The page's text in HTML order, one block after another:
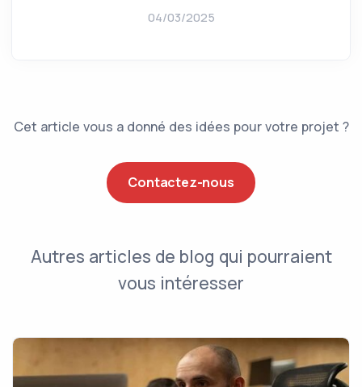
04/03/2025
Cet article vous a donné des idées pour votre projet ?
Contactez-nous
Autres articles de blog qui pourraient
vous intéresser